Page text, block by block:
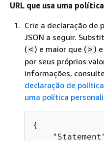
URL que usa uma
Crie a declaração de
JSON a seguir.
(< ) e maior que (> )
por seus próprios
informações, consulte
declaração de
uma política
{